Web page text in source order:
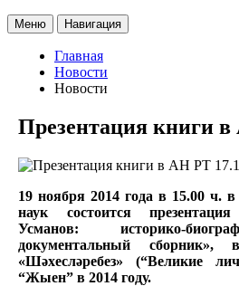
Меню Навигация
Главная
Новости
Новости
Презентация книги
19 ноября 2014 года в 15.00 ч.
наук состоится
Усманов: историко-
документальный
«Шәхесләребез» (“Великие
“Жыен” в 2014 году.